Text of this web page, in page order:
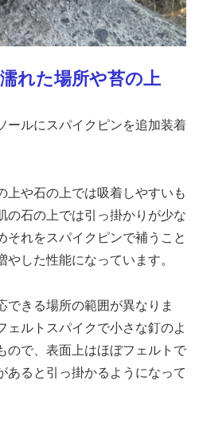
れた場所や苔の上
ールにスパイクピンを追加装着
上や石の上では吸着しやすいも
の石の上では引っ掛かりが少な
それをスパイクピンで補うこと
した性能になっています。
できる場所の範囲が異なりま
ェルトスパイクで小さな釘のよ
ので、表面上はほぼフェルトで
あると引っ掛かるようになって